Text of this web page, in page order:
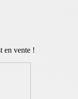
en vente !